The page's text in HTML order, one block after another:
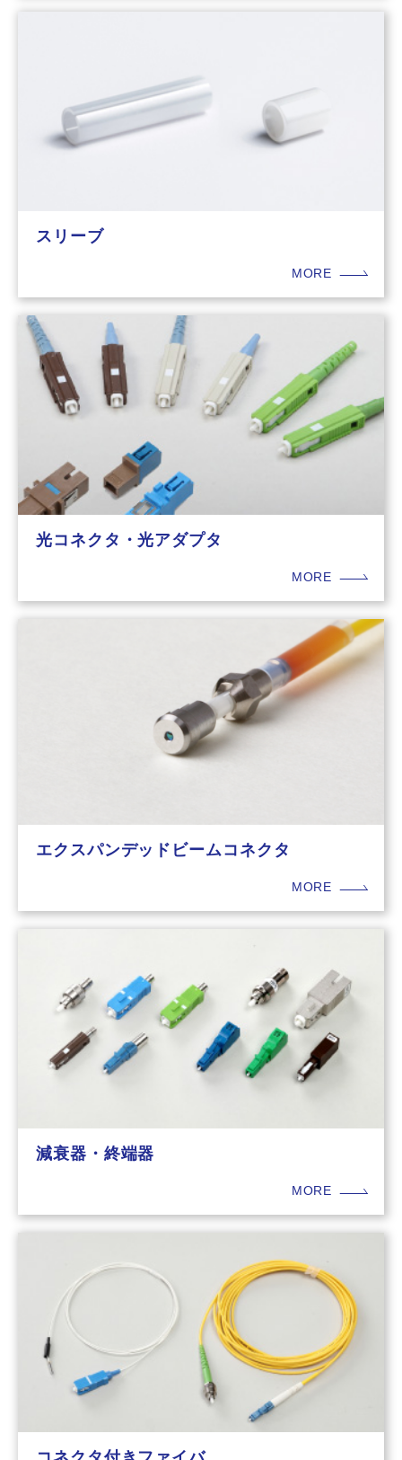
スリーブ
MORE
光コネクタ・光アダプタ
MORE
エクスパンデッドビームコネクタ
MORE
減衰器・終端器
MORE